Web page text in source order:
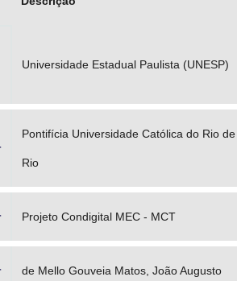
Universidade Estadual Paulista (UNESP)
Pontifícia Universidade Católica do Rio
Rio
Projeto Condigital MEC - MCT
de Mello Gouveia Matos, João Augusto